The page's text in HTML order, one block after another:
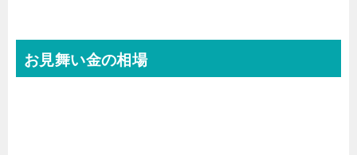
お見舞い金の相場